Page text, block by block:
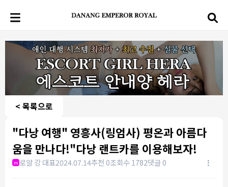
< 목록으로
"다낭 여행" 영흥사(링엄사) 평온과 아름다
움을 만나다!"다낭 랜트카를 이용해보자!
m 로얄 강 대표2024.07.14추천 0조회수 1782댓글 0